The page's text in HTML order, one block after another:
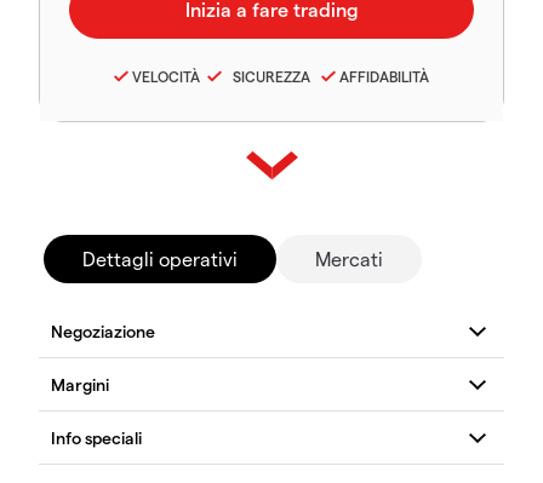
VELOCITÀ SICUREZZA AFFIDABILITÀ
Dettagli operativi Mercati